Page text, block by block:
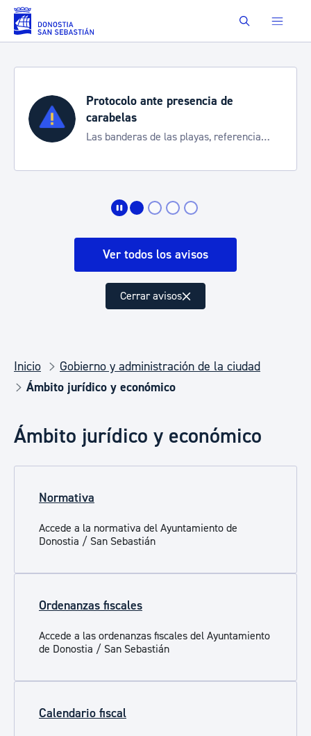
Saltar al contenido principal Buscar
Protocolo ante presencia de
carabelas
Las banderas de las playas, referencia
Ver todos los avisos
Cerrar avisos
Inicio
Gobierno y administración de la ciudad
Ámbito jurídico y económico
Ámbito jurídico y económico
Normativa
Accede a la normativa del Ayuntamiento de
Donostia / San Sebastián
Ordenanzas fiscales
Accede a las ordenanzas fiscales del Ayuntamiento
de Donostia / San Sebastián
Calendario fiscal